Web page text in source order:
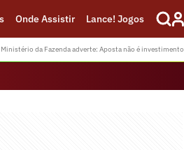
Onde Assistir Lance! Jogos
da Fazenda adverte: Aposta não é investimento